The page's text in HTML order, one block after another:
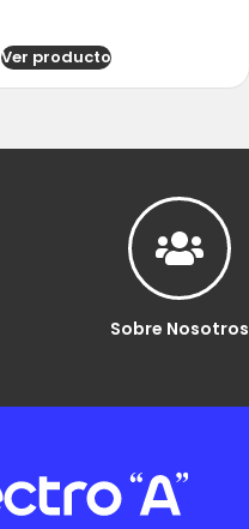
Ver producto
Sobre Nosotros